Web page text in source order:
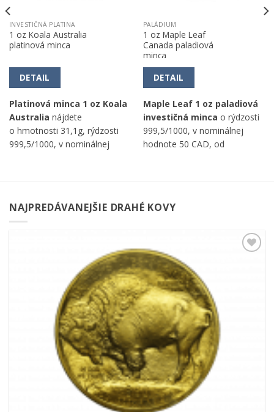
INVESTIČNÁ PLATINA
1 oz Koala Australia
platinová minca
DETAIL
Platinová minca 1 oz Koala
Australia nájdete
o hmotnosti 31,1g, rýdzosti
999,5/1000, v nominálnej
PALÁDIUM
1 oz Maple Leaf
Canada paladiová
minca
DETAIL
Maple Leaf 1 oz paladiová
investičná minca o rýdzosti
999,5/1000, v nominálnej
hodnote 50 CAD, od
NAJPREDÁVANEJŠIE DRAHÉ KOVY